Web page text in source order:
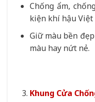
Chống ẩm,
kiện khí hậu Việt
Giữ màu bền
màu hay nứt nẻ.
Khung Cửa